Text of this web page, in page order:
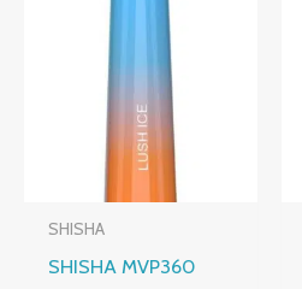
SHISHA
SHISHA MVP360